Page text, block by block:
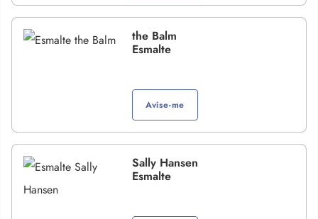
the Balm
Esmalte
Avise-me
Sally Hansen
Esmalte